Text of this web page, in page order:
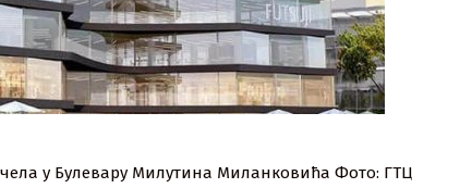
у Булевару Милутина Миланковића Фото: ГТЦ